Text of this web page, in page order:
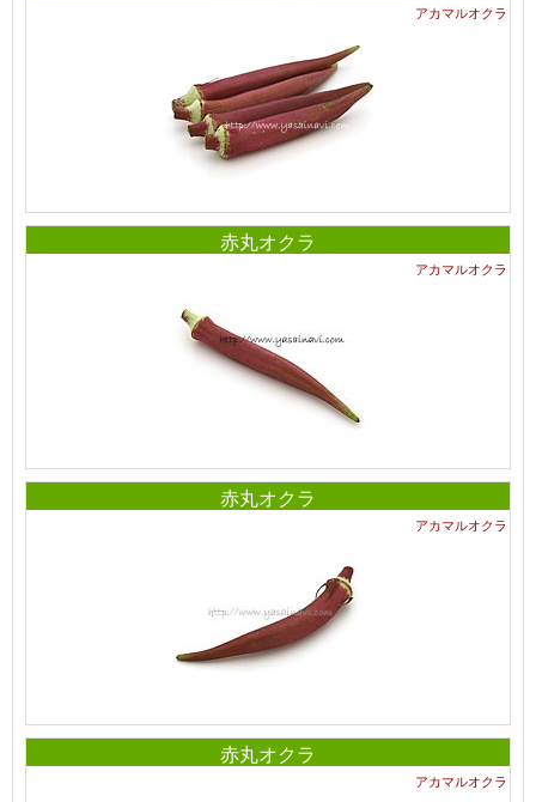
アカマルオクラ
赤丸オクラ
アカマルオクラ
赤丸オクラ
アカマルオクラ
赤丸オクラ
アカマルオクラ